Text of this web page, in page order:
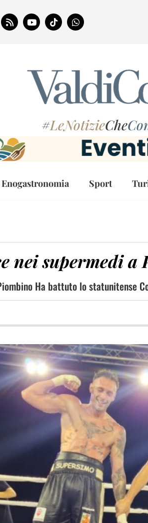
#LeNotizieChe
Enogastronomia Sport
nei supermedi a
Ha battuto lo statunitense